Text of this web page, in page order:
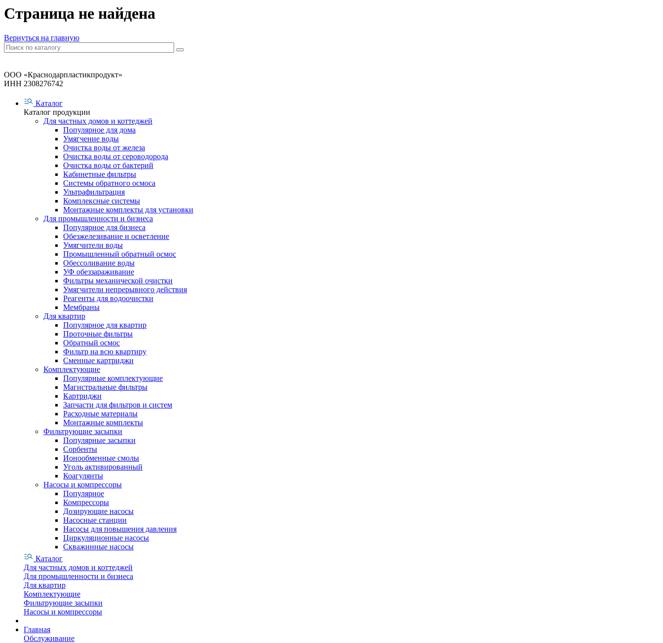
Страница не найдена
Вернуться на главную
ООО «Краснодарпластикпродукт»
ИНН 2308276742
Каталог
Каталог продукции
Для частных домов и коттеджей
Популярное для дома
Умягчение воды
Очистка воды от железа
Очистка воды от сероводорода
Очистка воды от бактерий
Кабинетные фильтры
Системы обратного осмоса
Ультрафильтрация
Комплексные системы
Монтажные комплекты для установки
Для промышленности и бизнеса
Популярное для бизнеса
Обезжелезивание и осветление
Умягчители воды
Промышленный обратный осмос
Обессоливание воды
УФ обеззараживание
Фильтры механической очистки
Умягчители непрерывного действия
Реагенты для водоочистки
Мембраны
Для квартир
Популярное для квартир
Проточные фильтры
Обратный осмос
Фильтр на всю квартиру
Сменные картриджи
Комплектующие
Популярные комплектующие
Магистральные фильтры
Картриджи
Запчасти для фильтров и систем
Расходные материалы
Монтажные комплекты
Фильтрующие засыпки
Популярные засыпки
Сорбенты
Ионообменные смолы
Уголь активированный
Коагулянты
Насосы и компрессоры
Популярное
Компрессоры
Дозирующие насосы
Насосные станции
Насосы для повышения давления
Циркуляционные насосы
Скважинные насосы
Каталог
Для частных домов и коттеджей
Для промышленности и бизнеса
Для квартир
Комплектующие
Фильтрующие засыпки
Насосы и компрессоры
Главная
Обслуживание